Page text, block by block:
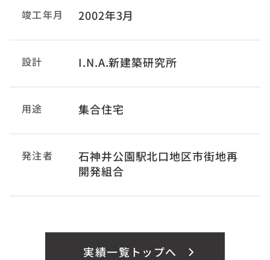
竣工年月 2002年3月
設計 I.N.A.新建築研究所
用途 集合住宅
発注者
石神井公園駅北口地区市街地再
開発組合
実績一覧トップへ